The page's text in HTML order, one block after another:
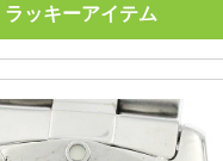
ラッキーアイテム